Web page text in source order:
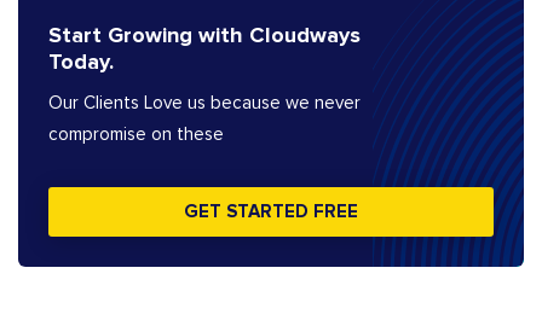
Start Growing with Cloudways
Today.
Our Clients Love us because we never
compromise on these
GET STARTED FREE